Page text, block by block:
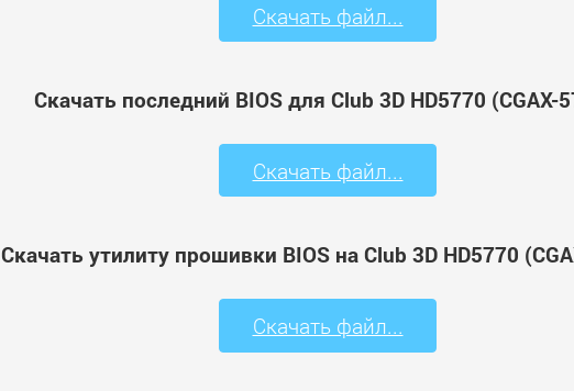
Скачать файл...
Скачать последний BIOS для Club 3D HD5770 (CGAX-
Скачать файл...
Скачать утилиту прошивки BIOS на Club 3D HD5770
Скачать файл...